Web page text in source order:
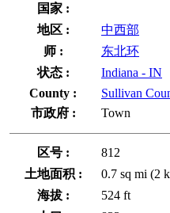
国家 :
地区 :
中西部
师 :
东北环
状态 :
Indiana - IN
County :
Sullivan
市政府 :
Town
区号 :
812
土地面积 :
0.7 sq mi (2
海拔 :
524 ft